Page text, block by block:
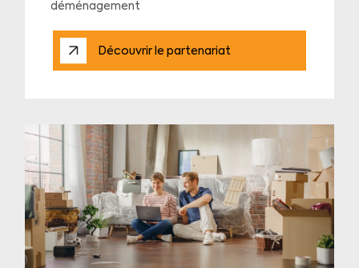
déménagement
Découvrir le partenariat